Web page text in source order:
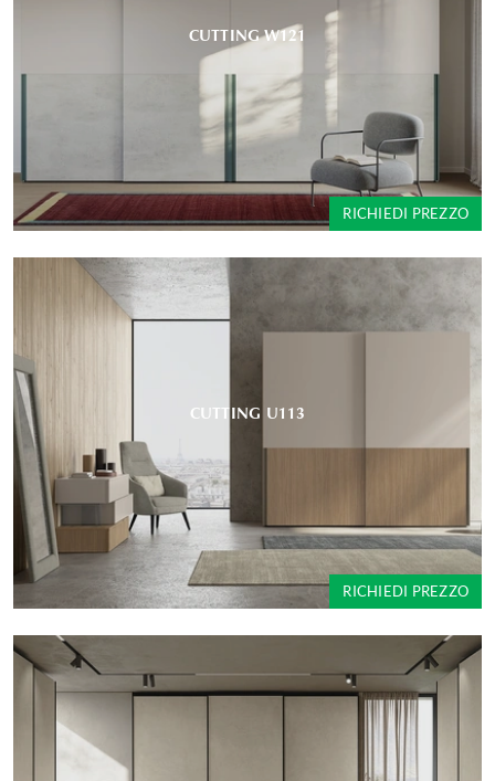
CUTTING W121
RICHIEDI PREZZO
CUTTING U113
RICHIEDI PREZZO